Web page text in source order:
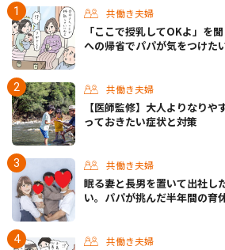
共働き夫婦
「ここで授乳してOKよ」を
への帰省でパパが気をつけた
共働き夫婦
【医師監修】大人よりなり
っておきたい症状と対策
共働き夫婦
眠る妻と長男を置いて出社し
い。パパが挑んだ半年間の育
共働き夫婦